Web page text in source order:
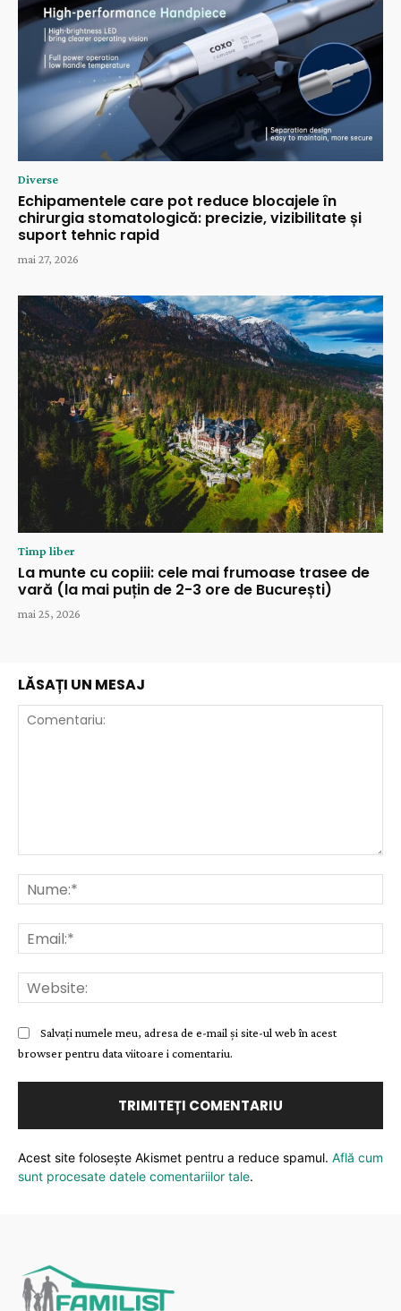
Diverse
Echipamentele care pot reduce blocajele în
chirurgia stomatologică: precizie, vizibilitate și
suport tehnic rapid
mai 27, 2026
Timp liber
La munte cu copiii: cele mai frumoase trasee de
vară (la mai puțin de 2-3 ore de București)
mai 25, 2026
LĂSAȚI UN MESAJ
Salvați numele meu, adresa de e-mail și site-ul web în acest
browser pentru data viitoare i comentariu.
Acest site folosește Akismet pentru a reduce spamul. Află cum
sunt procesate datele comentariilor tale.